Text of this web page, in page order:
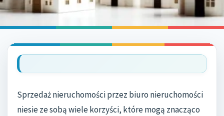
Sprzedaż nieruchomości przez biuro nieruchomości
niesie ze sobą wiele korzyści, które mogą znacząco